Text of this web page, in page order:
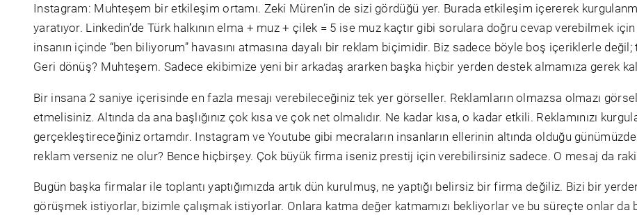
Instagram: Muhteşem bir etkileşim ortamı. Zeki Müren’in de sizi gördüğü yer. Burada etkileşim içererek
yaratıyor. Linkedin’de Türk halkının elma + muz + çilek = 5 ise muz kaçtır gibi sorulara doğru cevap verebilmek
insanın içinde “ben biliyorum” havasını atmasına dayalı bir reklam biçimidir. Biz sadece böyle boş içeriklerle
Geri dönüş? Muhteşem. Sadece ekibimize yeni bir arkadaş ararken başka hiçbir yerden destek almamıza gerek
Bir insana 2 saniye içerisinde en fazla mesajı verebileceğiniz tek yer görseller. Reklamların olmazsa olmazı
etmelisiniz. Altında da ana başlığınız çok kısa ve çok net olmalıdır. Ne kadar kısa, o kadar etkili. Reklamınızı
gerçekleştireceğiniz ortamdır. Instagram ve Youtube gibi mecraların insanların ellerinin altında olduğu günümüzde
reklam verseniz ne olur? Bence hiçbirşey. Çok büyük firma iseniz prestij için verebilirsiniz sadece. O mesaj da
Bugün başka firmalar ile toplantı yaptığımızda artık dün kurulmuş, ne yaptığı belirsiz bir firma değiliz. Bizi bir
görüşmek istiyorlar, bizimle çalışmak istiyorlar. Onlara katma değer katmamızı bekliyorlar ve bu süreçte onlar da